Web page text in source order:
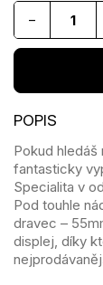
−
Pokud
fantasticky
Specialita v
Pod touhle
dravec –
displej, díky